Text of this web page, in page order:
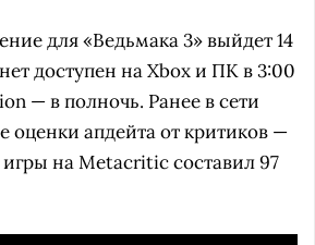
для «Ведьмака 3» выйдет 14
доступен на Xbox и ПК в 3:00
— в полночь. Ранее в сети
оценки апдейта от критиков —
на Metacritic составил 97